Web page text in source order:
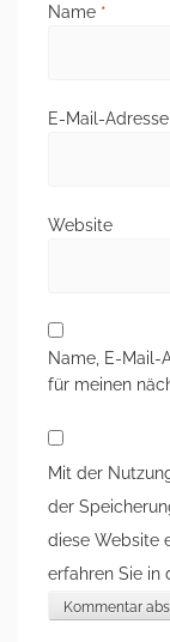
Name *
E-Mail-Adresse
Website
Name, E-Mail-
für meinen
Mit der
der
diese Website
erfahren Sie in